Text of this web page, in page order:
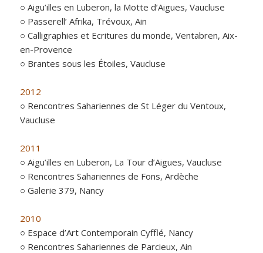
○ Aigu’illes en Luberon, la Motte d’Aigues, Vaucluse
○ Passerell’ Afrika, Trévoux, Ain
○ Calligraphies et Ecritures du monde, Ventabren, Aix-
en-Provence
○ Brantes sous les Étoiles, Vaucluse
2012
○ Rencontres Sahariennes de St Léger du Ventoux,
Vaucluse
2011
○ Aigu’illes en Luberon, La Tour d’Aigues, Vaucluse
○ Rencontres Sahariennes de Fons, Ardèche
○ Galerie 379, Nancy
2010
○ Espace d’Art Contemporain Cyfflé, Nancy
○ Rencontres Sahariennes de Parcieux, Ain